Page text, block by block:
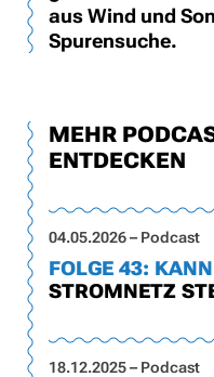
aus Wind und
Spurensuche.
MEHR
ENTDECKEN
04.05.2026 – Podcast
FOLGE 43:
STROMNETZ
18.12.2025 – Podcast